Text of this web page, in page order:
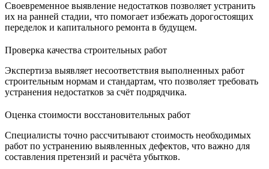
Своевременное выявление недостатков позволяет устранить
их на ранней стадии, что помогает избежать дорогостоящих
переделок и капитального ремонта в будущем.
Проверка качества строительных работ
Экспертиза выявляет несоответствия выполненных работ
строительным нормам и стандартам, что позволяет требовать
устранения недостатков за счёт подрядчика.
Оценка стоимости восстановительных работ
Специалисты точно рассчитывают стоимость необходимых
работ по устранению выявленных дефектов, что важно для
составления претензий и расчёта убытков.